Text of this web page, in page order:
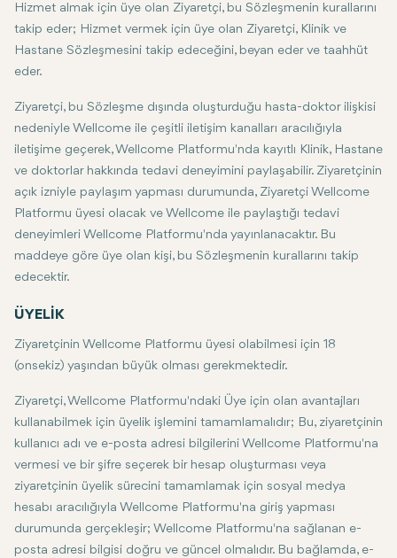
Hizmet almak için üye olan Ziyaretçi, bu Sözleşmenin kurallarını
takip eder; Hizmet vermek için üye olan Ziyaretçi, Klinik ve
Hastane Sözleşmesini takip edeceğini, beyan eder ve taahhüt
eder.
Ziyaretçi, bu Sözleşme dışında oluşturduğu hasta-doktor ilişkisi
nedeniyle Wellcome ile çeşitli iletişim kanalları aracılığıyla
iletişime geçerek, Wellcome Platformu'nda kayıtlı Klinik, Hastane
ve doktorlar hakkında tedavi deneyimini paylaşabilir. Ziyaretçinin
açık izniyle paylaşım yapması durumunda, Ziyaretçi Wellcome
Platformu üyesi olacak ve Wellcome ile paylaştığı tedavi
deneyimleri Wellcome Platformu'nda yayınlanacaktır. Bu
maddeye göre üye olan kişi, bu Sözleşmenin kurallarını takip
edecektir.
ÜYELİK
Ziyaretçinin Wellcome Platformu üyesi olabilmesi için 18
(onsekiz) yaşından büyük olması gerekmektedir.
Ziyaretçi, Wellcome Platformu'ndaki Üye için olan avantajları
kullanabilmek için üyelik işlemini tamamlamalıdır; Bu, ziyaretçinin
kullanıcı adı ve e-posta adresi bilgilerini Wellcome Platformu'na
vermesi ve bir şifre seçerek bir hesap oluşturması veya
ziyaretçinin üyelik sürecini tamamlamak için sosyal medya
hesabı aracılığıyla Wellcome Platformu'na giriş yapması
durumunda gerçekleşir; Wellcome Platformu'na sağlanan e-
posta adresi bilgisi doğru ve güncel olmalıdır. Bu bağlamda, e-